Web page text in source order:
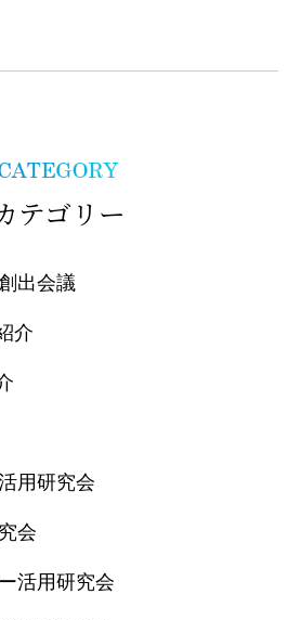
テゴリー
出会議
介
用研究会
会
活用研究会